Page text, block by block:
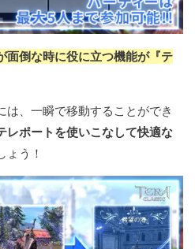
面倒な時に役に立つ機能が『テ
、一瞬で移動することができ
レポートを使いこなして快適な
ょう！